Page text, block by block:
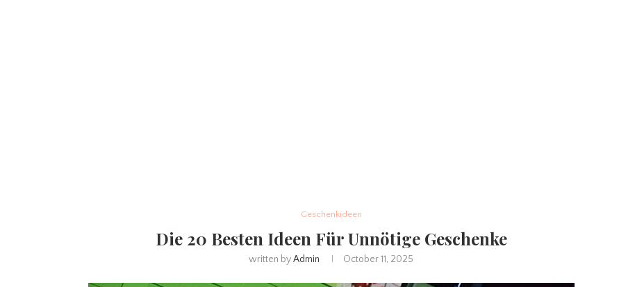
Geschenkideen
Die 20 Besten Ideen Für Unnötige Geschenke
written byAdmin October 11, 2025